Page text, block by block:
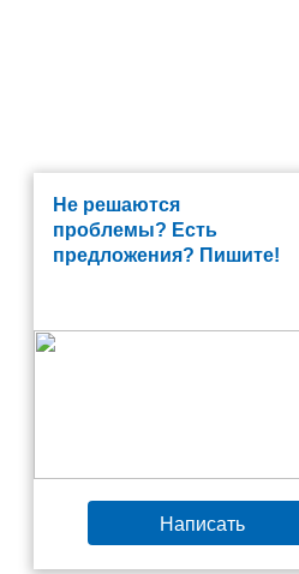
Не решаются
проблемы? Есть
предложения? Пишите!
Написать